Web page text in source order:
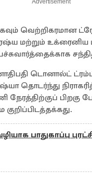
Advertisement
வெற்றிகரமான
ரஷ்ய மற்றும் உக்ரைனிய
டொனால்ட்
தொடர்ந்து
நேரத்திற்குப் பிறகு
பாதுகாப்பு